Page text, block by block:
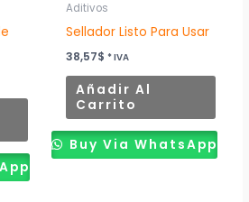
Aditivos
Sellador Listo Para Usar
38,57$ * IVA
Añadir Al
Carrito
Buy Via WhatsApp